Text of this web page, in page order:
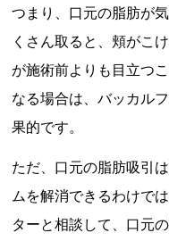
つまり、口元の脂肪が
くさん取ると、頬がこ
が施術前よりも目立つ
なる場合は、バッカル
果的です。
ただ、口元の脂肪吸引
ムを解消できるわけで
ターと相談して、口元